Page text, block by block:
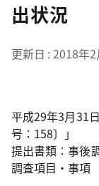
出状況
更新日 2018年2
平成29年3月31
号：158〕」
提出書類：事後
調査項目・事